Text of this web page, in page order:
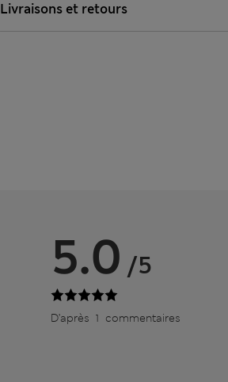
Livraisons et retours
5.0 /5
D’après 1 commentaires